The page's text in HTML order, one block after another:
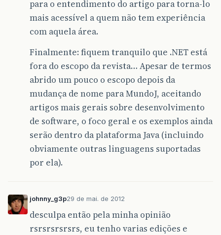
para o entendimento do artigo para torna-lo
mais acessível a quem não tem experiência
com aquela área.
Finalmente: fiquem tranquilo que .NET está
fora do escopo da revista… Apesar de termos
abrido um pouco o escopo depois da
mudança de nome para MundoJ, aceitando
artigos mais gerais sobre desenvolvimento
de software, o foco geral e os exemplos ainda
serão dentro da plataforma Java (incluindo
obviamente outras linguagens suportadas
por ela).
johnny_g3p29 de mai. de 2012
desculpa então pela minha opinião
rsrsrsrsrsrs, eu tenho varias edições e